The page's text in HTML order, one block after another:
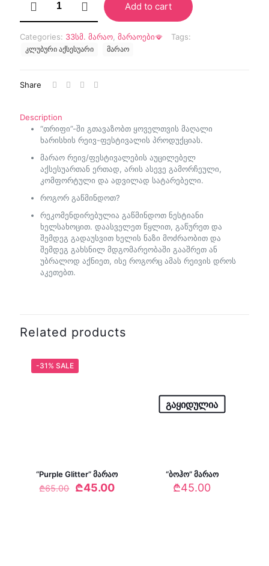
quantity
Add to cart
Categories: 33სმ. მარაო მარაოები🪭 Tags:
კლუბური აქსესუარი მარაო
Share
Description
“თრიფი”-ში გთავაზობთ ყოველთვის მაღალი
ხარისხის რეივ-ფესტივალის პროდუქციას.
მარაო რეივ/ფესტივალების აუცილებელ
აქსესუართან ერთად, არის ასევე გამორჩეული,
კომფორტული და ადვილად სატარებელი.
როგორ გაწმინდოთ?
რეკომენდირებულია გაწმინდოთ ნესტიანი
ხელსახოცით. დაასველეთ წყლით, გაწურეთ და
შემდეგ გადაუსვით ხელის ნაზი მოძრაობით და
შემდეგ გახსნილ მდგომარეობაში გააშრეთ ან
უბრალოდ აქნიეთ, ისე როგორც ამას რეივის დროს
აკეთებთ.
Related products
-31% SALE
“Purple Glitter” მარაო
₾65.00
Original
₾45.00Current
გაყიდულია
“ბოჰო” მარაო
₾45.00